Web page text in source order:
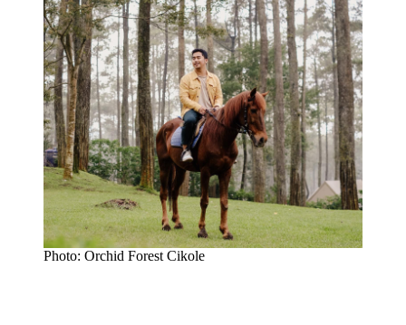
Photo: Orchid Forest Cikole